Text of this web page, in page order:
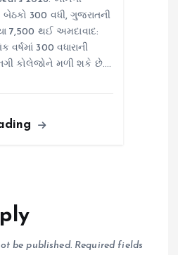
300 વધી, ગુજરાતની
7,500 થઈ અમદાવાદ:
300 વધારાની
કોલેજોને મળી શકે છે.…
be published. Required fields